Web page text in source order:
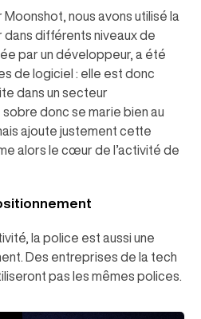
nous avons utilisé la
différents niveaux de
par un développeur, a été
de logiciel : elle est donc
dans un secteur
donc se marie bien au
ajoute justement cette
alors le cœur de l’activité de
la police est aussi une
Des entreprises de la tech
pas les mêmes polices.